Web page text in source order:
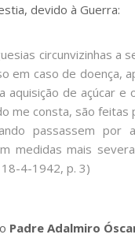
devido à Guerra:
circunvizinhas
em caso de doença,
aquisição de açúcar
me consta, são
passassem por
medidas mais
18-4-1942, p. 3)
Padre Adalmiro